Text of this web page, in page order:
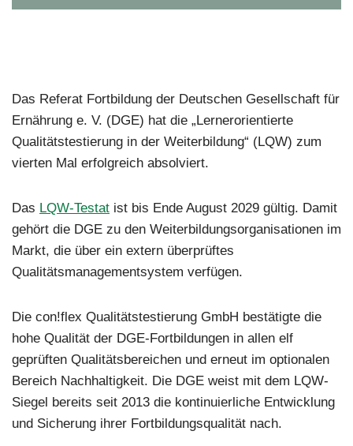
Das Referat Fortbildung der Deutschen Gesellschaft für
Ernährung e. V. (DGE) hat die „Lernerorientierte
Qualitätstestierung in der Weiterbildung“ (LQW) zum
vierten Mal erfolgreich absolviert.
Das LQW-Testat ist bis Ende August 2029 gültig. Damit
gehört die DGE zu den Weiterbildungsorganisationen im
Markt, die über ein extern überprüftes
Qualitätsmanagementsystem verfügen.
Die con!flex Qualitätstestierung GmbH bestätigte die
hohe Qualität der DGE-Fortbildungen in allen elf
geprüften Qualitätsbereichen und erneut im optionalen
Bereich Nachhaltigkeit. Die DGE weist mit dem LQW-
Siegel bereits seit 2013 die kontinuierliche Entwicklung
und Sicherung ihrer Fortbildungsqualität nach.